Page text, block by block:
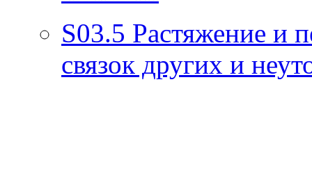
S03.5 Растяжение и
связок других и